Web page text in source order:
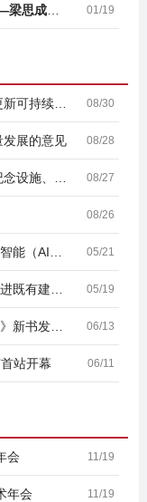
01/19
08/30
发展的意见 08/28
08/27
08/26
05/21
05/19
06/13
站开幕 06/11
会 11/19
年会 11/19